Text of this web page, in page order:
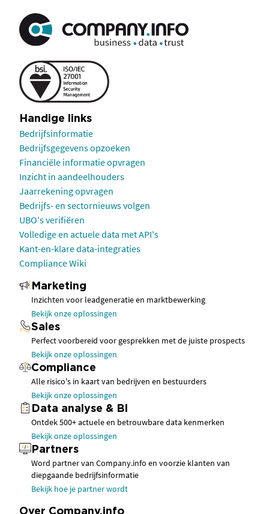
Handige links
Bedrijfsinformatie
Bedrijfsgegevens opzoeken
Financiële informatie opvragen
Inzicht in aandeelhouders
Jaarrekening opvragen
Bedrijfs- en sectornieuws volgen
UBO's verifiëren
Volledige en actuele data met API's
Kant-en-klare data-integraties
Compliance Wiki
Marketing
Inzichten voor leadgeneratie en marktbewerking
Bekijk onze oplossingen
Sales
Perfect voorbereid voor gesprekken met de juiste prospects
Bekijk onze oplossingen
Compliance
Alle risico's in kaart van bedrijven en bestuurders
Bekijk onze oplossingen
Data analyse & BI
Ontdek 500+ actuele en betrouwbare data kenmerken
Bekijk onze oplossingen
Partners
Word partner van Company.info en voorzie klanten van
diepgaande bedrijfsinformatie
Bekijk hoe je partner wordt
Over Company.info